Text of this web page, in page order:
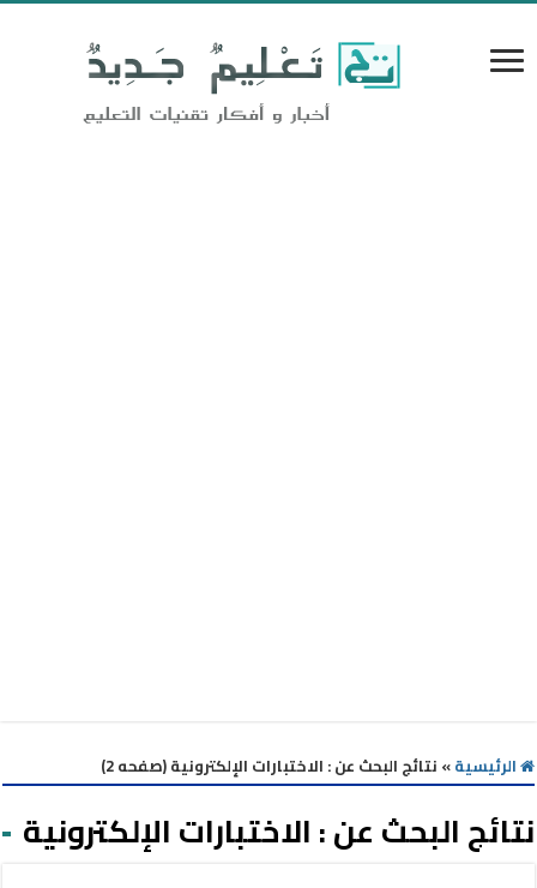
الرئيسية» نتائج البحث عن : الاختبارات الإلكترونية (صفحه 2)
نتائج البحث عن :الاختبارات الإلكترونية